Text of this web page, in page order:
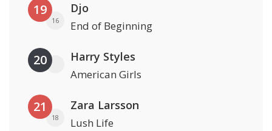
19
16
Djo
End of Beginning
20 Harry Styles
American Girls
21
18
Zara Larsson
Lush Life